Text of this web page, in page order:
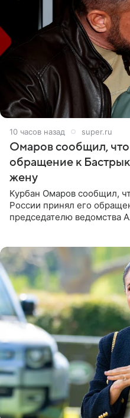
10 часов назад super.ru
Омаров сообщил,
обращение к
жену
Курбан Омаров сообщил,
России принял его
председателю ведомства